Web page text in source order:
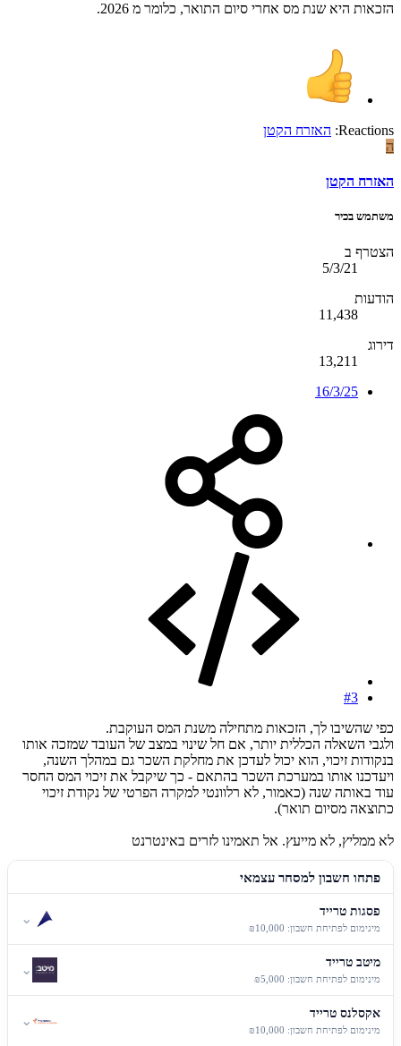
הזכאות היא שנת מס אחרי סיום התואר, כלומר מ 2026.
Reactions: האזרח הקטן
ה
האזרח הקטן
משתמש בכיר
הצטרף ב
5/3/21
הודעות
11,438
דירוג
13,211
16/3/25
#3
כפי שהשיבו לך, הזכאות מתחילה משנת המס העוקבת.
ולגבי השאלה הכללית יותר, אם חל שינוי במצב של העובד שמזכה אותו
בנקודות זיכוי, הוא יכול לעדכן את מחלקת השכר גם במהלך השנה,
ויעדכנו אותו במערכת השכר בהתאם - כך שיקבל את זיכוי המס החסר
עוד באותה שנה (כאמור, לא רלוונטי למקרה הפרטי של נקודת זיכוי
כתוצאה מסיום תואר).
לא ממליץ, לא מייעץ. אל תאמינו לזרים באינטרנט
פתחו חשבון למסחר עצמאי
פסגות טרייד
מינימום לפתיחת חשבון: ₪10,000
⌄
מיטב טרייד
מינימום לפתיחת חשבון: ₪5,000
⌄
אקסלנס טרייד
מינימום לפתיחת חשבון: ₪10,000
⌄